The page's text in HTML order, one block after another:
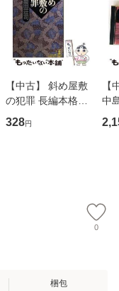
【中古】 斜め屋敷
の犯罪 長編本格推
理小説 (光文社文
庫) / 島田荘司 / 光
328円
【
中島
【
料
0
梱包